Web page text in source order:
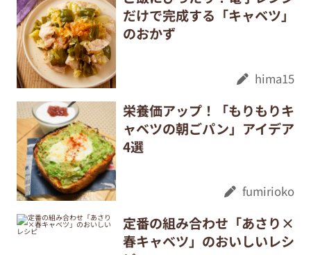
だけで完成する「キャベツ」
のおかず
hima15
栄養価アップ！「もりもりキ
ャベツの朝ごパン」アイデア
4選
fumirioko
定番の組み合わせ「あさり×
春キャベツ」のおいしいレシ